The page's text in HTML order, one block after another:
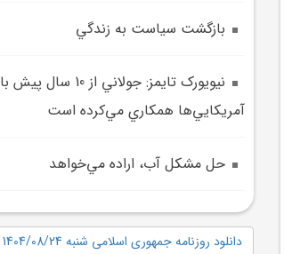
بازگشت سياست به زندگي
نيويورک تايمز: جولاني از 10 سال پيش با
آمريکايي‌ها همکاري مي‌کرده است
حل مشکل آب، اراده مي‌خواهد
دانلود روزنامه جمهوری اسلامی شنبه 1404/08/24 شماره 13232